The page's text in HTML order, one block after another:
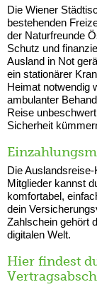
Die Wiener
bestehenden
der Naturfreunde
Schutz und
Ausland in Not
ein stationärer
Heimat notwendig
ambulanter
Reise
Sicherheit
Die
Mitglieder kannst
komfortabel,
dein
Zahlschein gehört
digitalen Welt.
Hier findest